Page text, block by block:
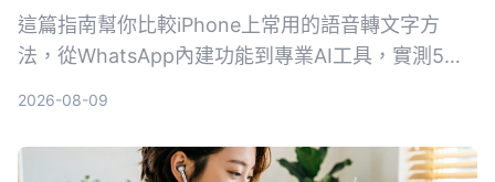
這篇指南幫你比較iPhone上常用的語音轉文字方
法，從WhatsApp內建功能到專業AI工具，實測5種
2026-08-09